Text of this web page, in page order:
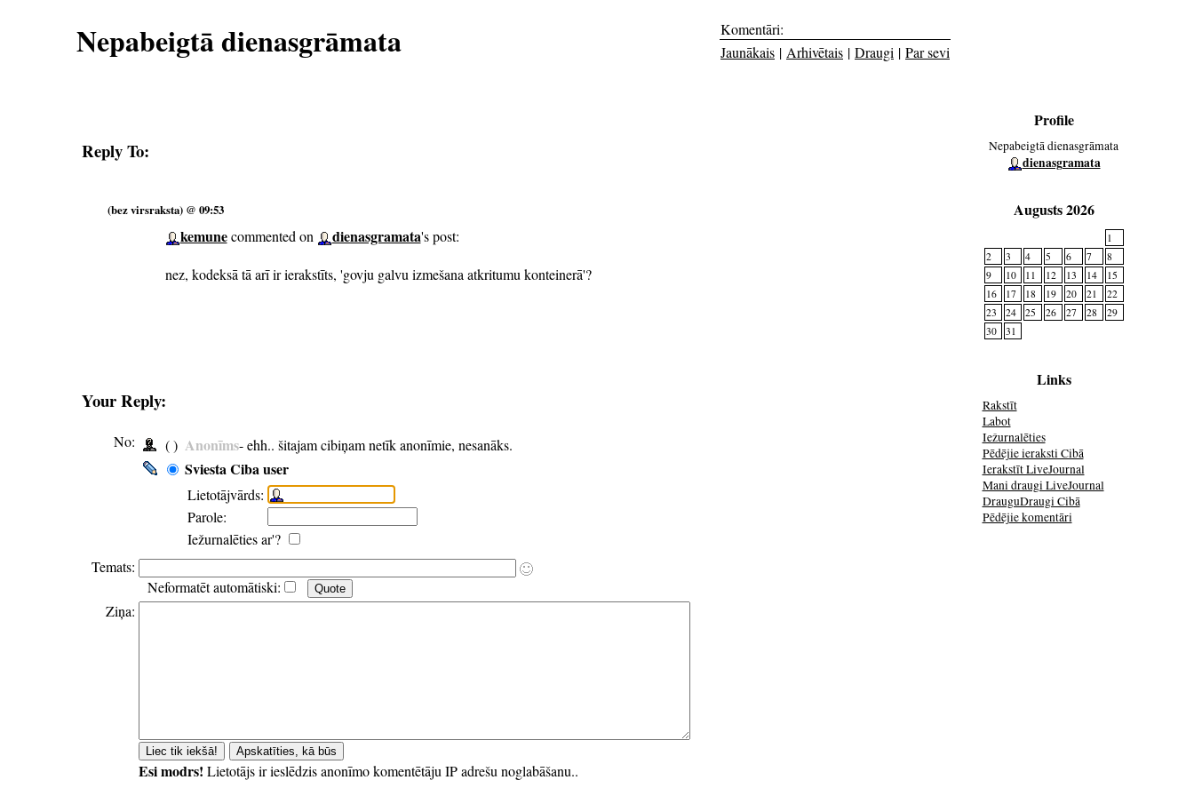
Nepabeigtā dienasgrāmata
Komentāri:
Jaunākais | Arhivētais | Draugi | Par sevi
Reply To:
(bez virsraksta) @ 09:53
kemunecommented on dienasgramata's post:
nez, kodeksā tā arī ir ierakstīts, 'govju galvu izmešana atkritumu konteinerā'?
Your Reply:
No: ( ) Anonīms- ehh.. šitajam cibiņam netīk anonīmie, nesanāks.
Sviesta Ciba user
Lietotājvārds:
Parole:
Iežurnalēties ar'?
Temats:
Neformatēt automātiski:
Ziņa:
Esi modrs! Lietotājs ir ieslēdzis anonīmo komentētāju IP adrešu noglabāšanu..
Profile
Nepabeigtā dienasgrāmata
dienasgramata
Augusts 2026
1
2
3 4 5 6 7
8
9
10 11 12 13 14
15
16
17 18 19 20 21
22
23
24 25 26 27 28
29
30
31
Links
Rakstīt
Labot
Iežurnalēties
Pēdējie ieraksti Cibā
Ierakstīt LiveJournal
Mani draugi LiveJournal
DrauguDraugi Cibā
Pēdējie komentāri